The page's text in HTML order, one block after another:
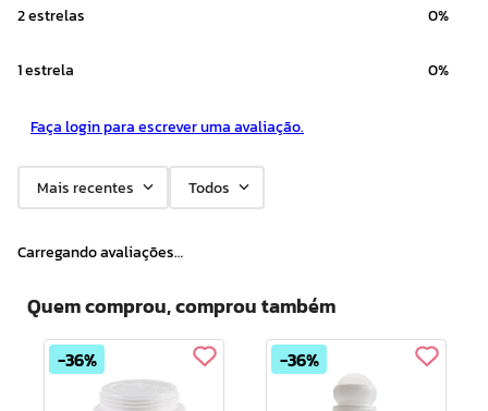
2 estrelas 0%
1 estrela 0%
Faça login para escrever uma avaliação.
Mais recentes Todos
Carregando avaliações…
Quem comprou, comprou também
36% 36%